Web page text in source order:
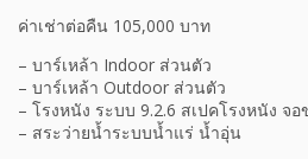
ค่าเช่าต่อคืน 105,000 บาท
– บาร์เหล้า Indoor ส่วนตัว
– บาร์เหล้า Outdoor ส่วนตัว
– โรงหนัง ระบบ 9.2.6 สเปคโรงหนัง จ
– สระว่ายน้ำระบบน้ำแร่ น้ำอุ่น